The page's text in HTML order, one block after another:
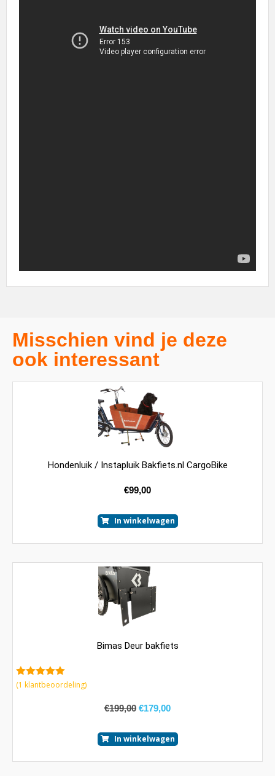
Misschien vind je deze
ook interessant
Hondenluik / Instapluik Bakfiets.nl CargoBike
€99,00
In winkelwagen
Bimas Deur bakfiets
5.00van 5
(1 klantbeoordeling)
€199,00 €179,00
In winkelwagen